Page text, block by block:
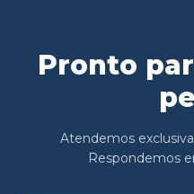
Pronto
Atendemos
Respondemos